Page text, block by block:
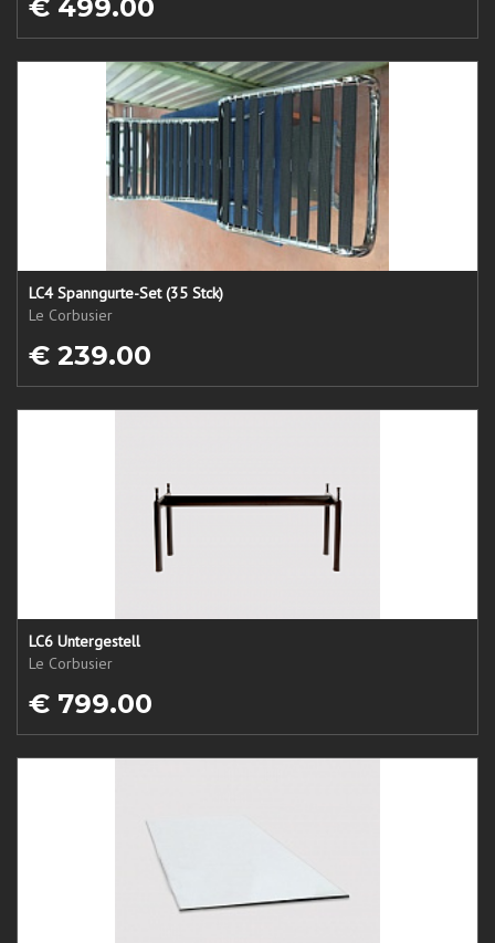
€ 499.00
LC4 Spanngurte-Set (35 Stck)
Le Corbusier
€ 239.00
LC6 Untergestell
Le Corbusier
€ 799.00